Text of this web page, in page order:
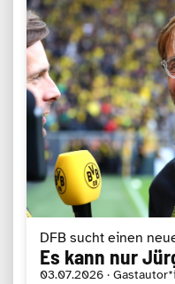
DFB sucht einen
Es kann nur
03.07.2026 ·